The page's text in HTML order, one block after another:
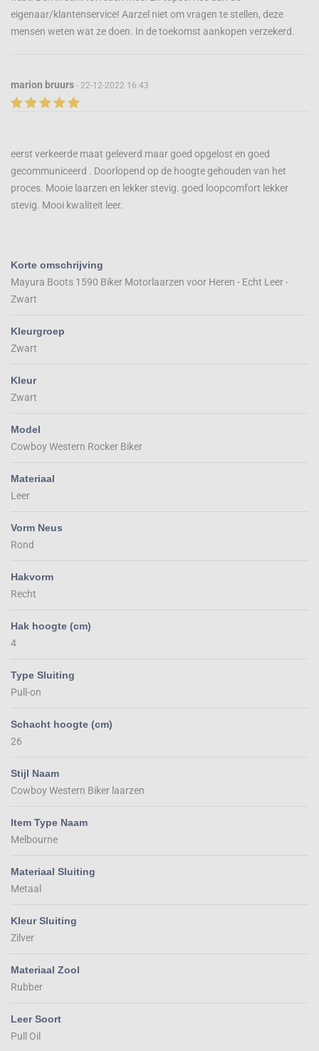
eigenaar/klantenservice! Aarzel niet om vragen te stellen, deze
mensen weten wat ze doen. In de toekomst aankopen verzekerd.
marion bruurs - 22-12-2022 16:43
eerst verkeerde maat geleverd maar goed opgelost en goed
gecommuniceerd . Doorlopend op de hoogte gehouden van het
proces. Mooie laarzen en lekker stevig. goed loopcomfort lekker
stevig. Mooi kwaliteit leer.
Korte omschrijving
Mayura Boots 1590 Biker Motorlaarzen voor Heren - Echt Leer -
Zwart
Kleurgroep
Zwart
Kleur
Zwart
Model
Cowboy Western Rocker Biker
Materiaal
Leer
Vorm Neus
Rond
Hakvorm
Recht
Hak hoogte (cm)
4
Type Sluiting
Pull-on
Schacht hoogte (cm)
26
Stijl Naam
Cowboy Western Biker laarzen
Item Type Naam
Melbourne
Materiaal Sluiting
Metaal
Kleur Sluiting
Zilver
Materiaal Zool
Rubber
Leer Soort
Pull Oil